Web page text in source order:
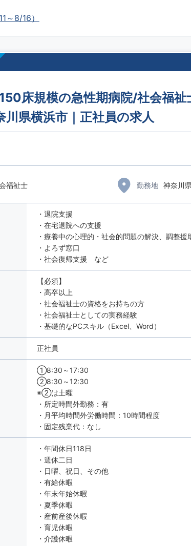
～8/16）
床規模の急性期病院/社会福
川県横浜市｜正社員の求人
福祉士 勤務地 神奈川県
・退院支援
・在宅退院への支援
・療養中の心理的・社会的問題の解決、調整援
・よろず窓口
・社会復帰支援 など
【必須】
・高卒以上
・社会福祉士の資格をお持ちの方
・社会福祉士としての実務経験
・基礎的なPCスキル（Excel、Word）
正社員
①8:30～17:30
②8:30～12:30
※②は土曜
・所定時間外勤務：有
・月平均時間外労働時間：10時間程度
・固定残業代：なし
・年間休日118日
・週休二日
・日曜、祝日、その他
・有給休暇
・年末年始休暇
・夏季休暇
・産前産後休暇
・育児休暇
・介護休暇